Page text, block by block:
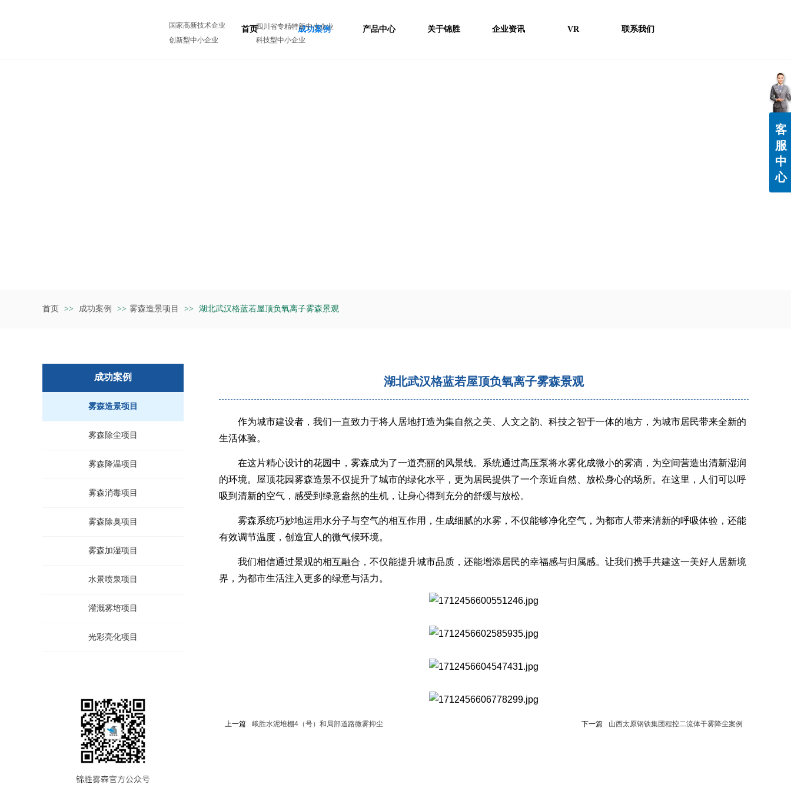
国家高新技术企业
四川省专精特新中小企业
创新型中小企业
科技型中小企业
首页 成功案例 产品中心 关于锦胜 企业资讯 VR 联系我们
首页 >> 成功案例 >> 雾森造景项目 >> 湖北武汉格蓝若屋顶负氧离子雾森景观
成功案例
雾森造景项目
雾森除尘项目
雾森降温项目
雾森消毒项目
雾森除臭项目
雾森加湿项目
水景喷泉项目
灌溉雾培项目
光彩亮化项目
湖北武汉格蓝若屋顶负氧离子雾森景观
作为城市建设者，我们一直致力于将人居地打造为集自然之美、人文之韵、科技之智于一体的地方，为城市居民带来全新的
生活体验。
在这片精心设计的花园中，雾森成为了一道亮丽的风景线。系统通过高压泵将水雾化成微小的雾滴，为空间营造出清新湿润
的环境。屋顶花园雾森造景不仅提升了城市的绿化水平，更为居民提供了一个亲近自然、放松身心的场所。在这里，人们可以呼
吸到清新的空气，感受到绿意盎然的生机，让身心得到充分的舒缓与放松。
雾森系统巧妙地运用水分子与空气的相互作用，生成细腻的水雾，不仅能够净化空气，为都市人带来清新的呼吸体验，还能
有效调节温度，创造宜人的微气候环境。
我们相信通过景观的相互融合，不仅能提升城市品质，还能增添居民的幸福感与归属感。让我们携手共建这一美好人居新境
界，为都市生活注入更多的绿意与活力。
上一篇 峨胜水泥堆棚4（号）和局部道路微雾抑尘 下一篇 山西太原钢铁集团程控二流体干雾降尘案例
客
服
中
心